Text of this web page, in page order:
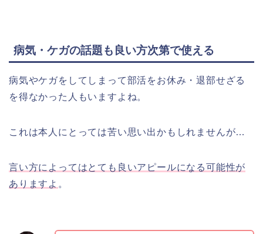
病気・ケガの話題も良い方次第で使える
病気やケガをしてしまって部活をお休み・退部せざる
を得なかった人もいますよね。
これは本人にとっては苦い思い出かもしれませんが…
言い方によってはとても良いアピールになる可能性が
ありますよ 。